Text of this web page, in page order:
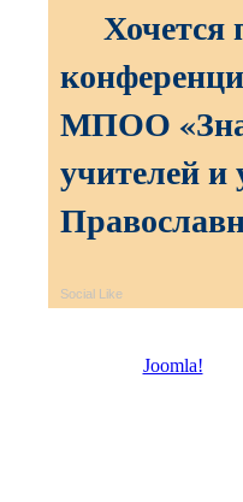
Хочется
МПОО
учителей
Social Like
Joomla!